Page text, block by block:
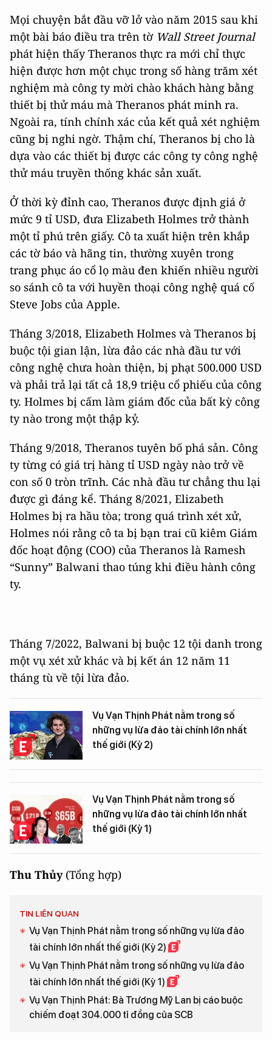
Mọi chuyện bắt đầu vỡ lở vào năm 2015 sau khi
một bài báo điều tra trên tờ Wall Street Journal
phát hiện thấy Theranos thực ra mới chỉ thực
hiện được hơn một chục trong số hàng trăm xét
nghiệm mà công ty mời chào khách hàng bằng
thiết bị thử máu mà Theranos phát minh ra.
Ngoài ra, tính chính xác của kết quả xét nghiệm
cũng bị nghi ngờ. Thậm chí, Theranos bị cho là
dựa vào các thiết bị được các công ty công nghệ
thử máu truyền thống khác sản xuất.
Ở thời kỳ đỉnh cao, Theranos được định giá ở
mức 9 tỉ USD, đưa Elizabeth Holmes trở thành
một tỉ phú trên giấy. Cô ta xuất hiện trên khắp
các tờ báo và hãng tin, thường xuyên trong
trang phục áo cổ lọ màu đen khiến nhiều người
so sánh cô ta với huyền thoại công nghệ quá cố
Steve Jobs của Apple.
Tháng 3/2018, Elizabeth Holmes và Theranos bị
buộc tội gian lận, lừa đảo các nhà đầu tư với
công nghệ chưa hoàn thiện, bị phạt 500.000 USD
và phải trả lại tất cả 18,9 triệu cổ phiếu của công
ty. Holmes bị cấm làm giám đốc của bất kỳ công
ty nào trong một thập kỷ.
Tháng 9/2018, Theranos tuyên bố phá sản. Công
ty từng có giá trị hàng tỉ USD ngày nào trở về
con số 0 tròn trĩnh. Các nhà đầu tư chẳng thu lại
được gì đáng kể. Tháng 8/2021, Elizabeth
Holmes bị ra hầu tòa; trong quá trình xét xử,
Holmes nói rằng cô ta bị bạn trai cũ kiêm Giám
đốc hoạt động (COO) của Theranos là Ramesh
“Sunny” Balwani thao túng khi điều hành công
ty.
Tháng 7/2022, Balwani bị buộc 12 tội danh trong
một vụ xét xử khác và bị kết án 12 năm 11
tháng tù về tội lừa đảo.
Vụ Vạn Thịnh Phát nằm trong số
những vụ lừa đảo tài chính lớn nhất
thế giới (Kỳ 2)
Vụ Vạn Thịnh Phát nằm trong số
những vụ lừa đảo tài chính lớn nhất
thế giới (Kỳ 1)
Thu Thủy(Tổng hợp)
TIN LIÊN QUAN
Vụ Vạn Thịnh Phát nằm trong số những vụ lừa đảo
tài chính lớn nhất thế giới (Kỳ 2)
Vụ Vạn Thịnh Phát nằm trong số những vụ lừa đảo
tài chính lớn nhất thế giới (Kỳ 1)
Vụ Vạn Thịnh Phát: Bà Trương Mỹ Lan bị cáo buộc
chiếm đoạt 304.000 tỉ đồng của SCB